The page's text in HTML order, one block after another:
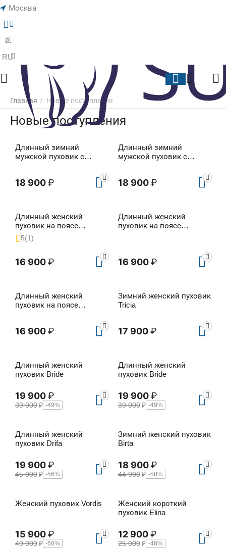
Москва
₽
RU
Главная / Новые поступления
Новые поступления
Длинный зимний
мужской пуховик с
18 900₽
Длинный зимний
мужской пуховик с
18 900₽
Длинный женский
пуховик на поясе
Annabell
5(1)
16 900₽
Длинный женский
пуховик на поясе
16 900₽
Длинный женский
пуховик на поясе
16 900₽
Зимний женский пуховик
Tricia
17 900₽
Длинный женский
пуховик Bridе
19 900₽
39 000₽ -49%
Длинный женский
пуховик Bridе
19 900₽
39 000₽ -49%
Длинный женский
пуховик Drifa
19 900₽
45 000₽ -56%
Зимний женский пуховик
Birta
18 900₽
44 900₽ -58%
Женский пуховик Vordis
15 900₽
40 000₽ -60%
Женский короткий
пуховик Elina
12 900₽
25 000₽ -48%